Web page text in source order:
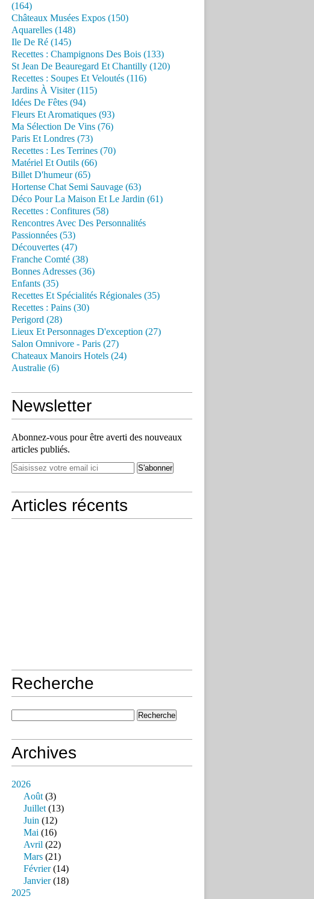
(164)
Châteaux Musées Expos (150)
Aquarelles (148)
Ile De Ré (145)
Recettes : Champignons Des Bois (133)
St Jean De Beauregard Et Chantilly (120)
Recettes : Soupes Et Veloutés (116)
Jardins À Visiter (115)
Idées De Fêtes (94)
Fleurs Et Aromatiques (93)
Ma Sélection De Vins (76)
Paris Et Londres (73)
Recettes : Les Terrines (70)
Matériel Et Outils (66)
Billet D'humeur (65)
Hortense Chat Semi Sauvage (63)
Déco Pour La Maison Et Le Jardin (61)
Recettes : Confitures (58)
Rencontres Avec Des Personnalités
Passionnées (53)
Découvertes (47)
Franche Comté (38)
Bonnes Adresses (36)
Enfants (35)
Recettes Et Spécialités Régionales (35)
Recettes : Pains (30)
Perigord (28)
Lieux Et Personnages D'exception (27)
Salon Omnivore - Paris (27)
Chateaux Manoirs Hotels (24)
Australie (6)
Newsletter
Abonnez-vous pour être averti des nouveaux
articles publiés.
Articles récents
Recherche
Archives
2026
Août(3)
Juillet(13)
Juin (12)
Mai (16)
Avril (22)
Mars (21)
Février(14)
Janvier(18)
2025